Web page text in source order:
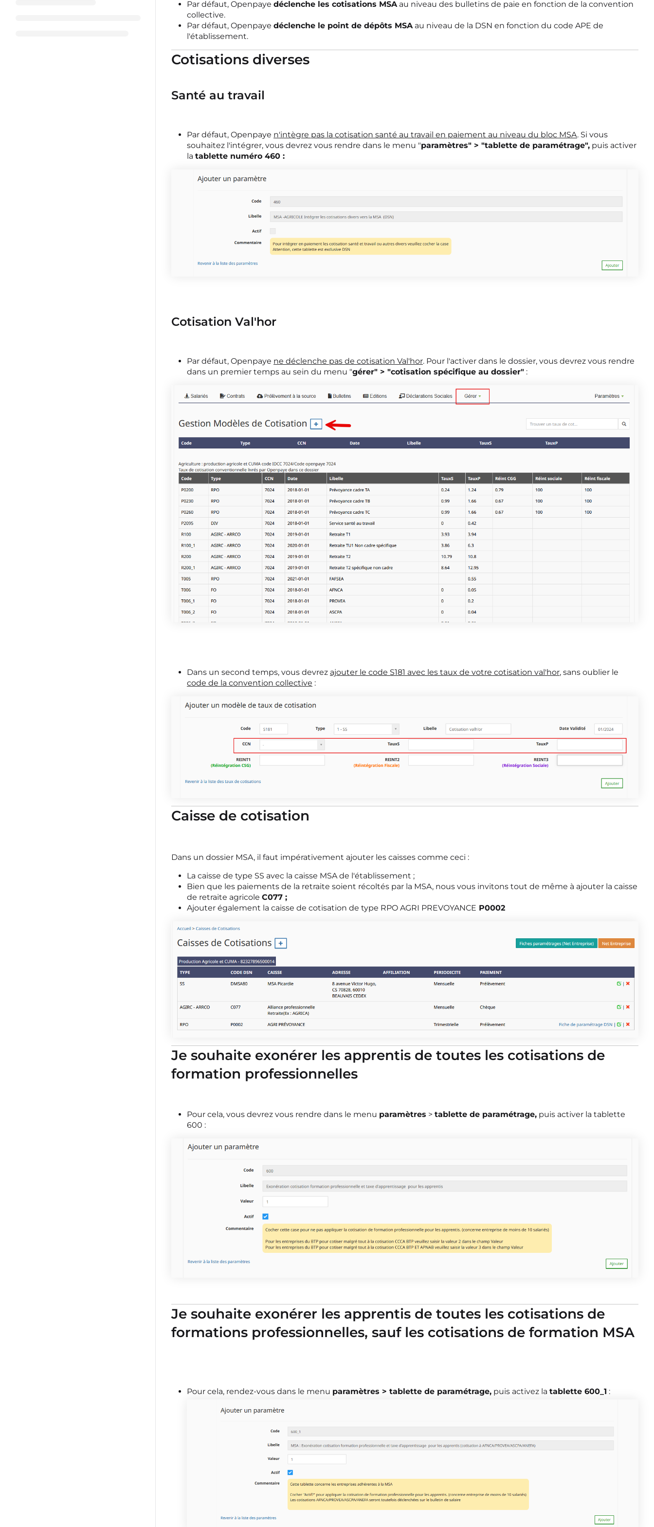
Par défaut, Openpaye déclenche les cotisations MSAau niveau des bulletins de paie en fonction de la convention
collective.
Par défaut, Openpaye déclenche le point de dépôts MSAau niveau de la DSN en fonction du code APE de
l'établissement.
Cotisations diverses
Santé au travail
Par défaut, Openpaye n'intègre pas la cotisation santé au travail en paiement au niveau du bloc MSA. Si vous
souhaitez l'intégrer, vous devrez vous rendre dans le menu "paramètres" > "tablette de paramétrage", puis activer
la tablette numéro 460 :
Cotisation Val'hor
Par défaut, Openpaye ne déclenche pas de cotisation Val'hor. Pour l'activer dans le dossier, vous devrez vous rendre
dans un premier temps au sein du menu "gérer" > "cotisation spécifique au dossier" :
Dans un second temps, vous devrez ajouter le code S181 avec les taux de votre cotisation val'hor, sans oublier le
code de la convention collective :
Caisse de cotisation
Dans un dossier MSA, il faut impérativement ajouter les caisses comme ceci :
La caisse de type SS avec la caisse MSA de l'établissement ;
Bien que les paiements de la retraite soient récoltés par la MSA, nous vous invitons tout de même à ajouter la caisse
de retraite agricole C077 ;
Ajouter également la caisse de cotisation de type RPO AGRI PREVOYANCE P0002
Je souhaite exonérer les apprentis de toutes les cotisations de
formation professionnelles
Pour cela, vous devrez vous rendre dans le menu paramètres > tablette de paramétrage, puis activer la tablette
600 :
Je souhaite exonérer les apprentis de toutes les cotisations de
formations professionnelles, sauf les cotisations de formation MSA
Pour cela, rendez-vous dans le menu paramètres > tablette de paramétrage, puis activez la tablette 600_1 :